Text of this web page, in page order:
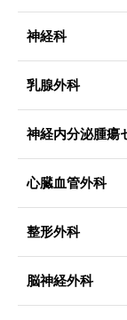
神経科
乳腺外科
神経内分泌腫瘍
心臓血管外科
整形外科
脳神経外科